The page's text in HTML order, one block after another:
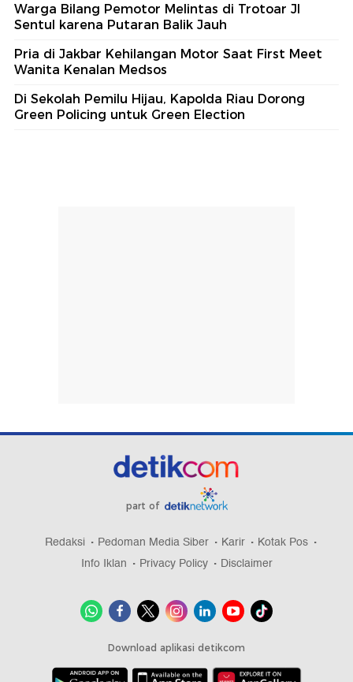
Warga Bilang Pemotor Melintas di Trotoar Jl
Sentul karena Putaran Balik Jauh
Pria di Jakbar Kehilangan Motor Saat First Meet
Wanita Kenalan Medsos
Di Sekolah Pemilu Hijau, Kapolda Riau Dorong
Green Policing untuk Green Election
part of
Redaksi Pedoman Media Siber Karir
Kotak Pos
Info Iklan
Privacy Policy Disclaimer
Download aplikasi detikcom